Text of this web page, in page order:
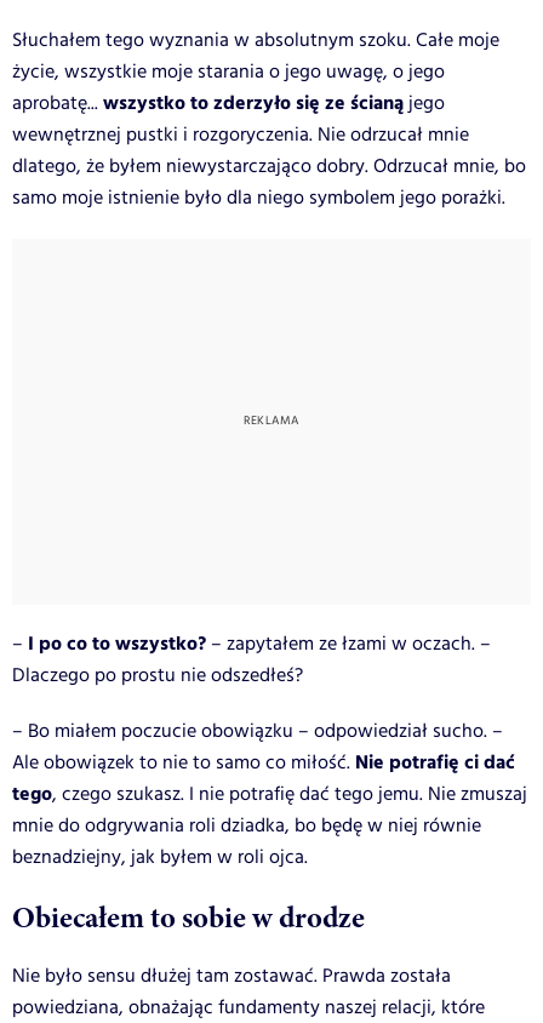
Słuchałem tego wyznania w absolutnym szoku. Całe moje
życie, wszystkie moje starania o jego uwagę, o jego
aprobatę...wszystko to zderzyło się ze ścianąjego
wewnętrznej pustki i rozgoryczenia. Nie odrzucał mnie
dlatego, że byłem niewystarczająco dobry. Odrzucał mnie, bo
samo moje istnienie było dla niego symbolem jego porażki.
– I po co to wszystko? – zapytałem ze łzami w oczach. –
Dlaczego po prostu nie odszedłeś?
– Bo miałem poczucie obowiązku – odpowiedział sucho. –
Ale obowiązek to nie to samo co miłość. Nie potrafię ci dać
tego, czego szukasz. I nie potrafię dać tego jemu. Nie zmuszaj
mnie do odgrywania roli dziadka, bo będę w niej równie
beznadziejny, jak byłem w roli ojca.
Obiecałem to sobie w drodze
Nie było sensu dłużej tam zostawać. Prawda została
powiedziana, obnażając fundamenty naszej relacji, które